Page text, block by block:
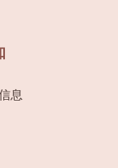
息